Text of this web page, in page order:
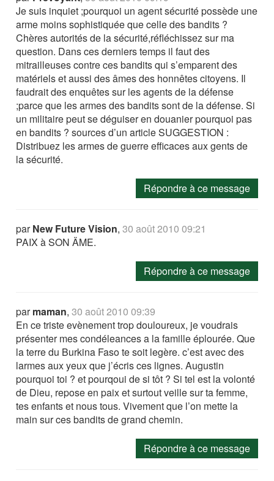
Je suis inquiet ;pourquoi un agent sécurité possède une
arme moins sophistiquée que celle des bandits ?
Chères autorités de la sécurité,réfléchissez sur ma
question. Dans ces derniers temps il faut des
mitrailleuses contre ces bandits qui s’emparent des
matériels et aussi des âmes des honnêtes citoyens. Il
faudrait des enquêtes sur les agents de la défense
;parce que les armes des bandits sont de la défense. Si
un militaire peut se déguiser en douanier pourquoi pas
en bandits ? sources d’un article SUGGESTION :
Distribuez les armes de guerre efficaces aux gents de
la sécurité.
Répondre à ce message
parNew Future Vision,30 août 2010 09:21
PAIX à SON ÄME.
Répondre à ce message
parmaman,30 août 2010 09:39
En ce triste evènement trop douloureux, je voudrais
présenter mes condéleances a la famille éplourée. Que
la terre du Burkina Faso te soit legère. c’est avec des
larmes aux yeux que j’écris ces lignes. Augustin
pourquoi toi ? et pourqoui de si tôt ? Si tel est la volonté
de Dieu, repose en paix et surtout veille sur ta femme,
tes enfants et nous tous. Vivement que l’on mette la
main sur ces bandits de grand chemin.
Répondre à ce message